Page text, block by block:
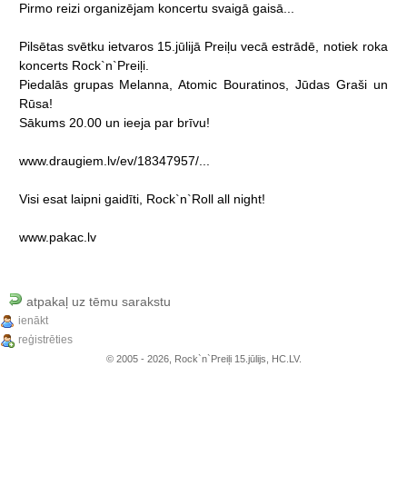
Pirmo reizi organizējam koncertu svaigā gaisā...
Pilsētas svētku ietvaros 15.jūlijā Preiļu vecā estrādē, notiek roka
koncerts Rock`n`Preiļi.
Piedalās grupas Melanna, Atomic Bouratinos, Jūdas Graši un
Rūsa!
Sākums 20.00 un ieeja par brīvu!
www.draugiem.lv/ev/18347957/...
Visi esat laipni gaidīti, Rock`n`Roll all night!
www.pakac.lv
atpakaļ uz tēmu sarakstu
ienākt
reģistrēties
© 2005 - 2026, Rock`n`Preiļi 15.jūlijs, HC.LV.